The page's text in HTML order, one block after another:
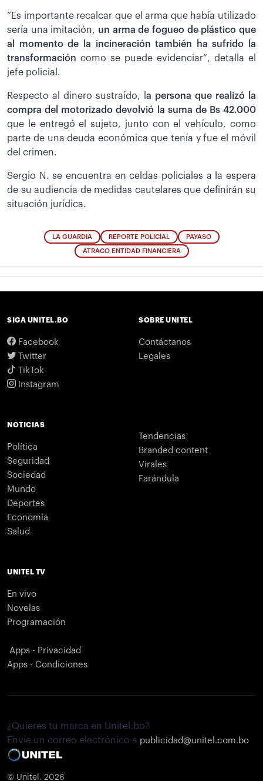
“Es importante recalcar que el arma que había utilizado
sería una imitación, un arma de fogueo de plástico que
al momento de la incineración también ha sufrido la
transformación como se puede evidenciar”, detalla el
jefe policial.
Respecto al dinero sustraído, l a persona que realizó la
compra del motorizado devolvió la suma de Bs 42.000
que le entregó el sujeto, junto con el vehículo, como
parte de una deuda económica que tenía y fue el móvil
del crimen.
Sergio N. se encuentra en celdas policiales a la espera
de su audiencia de medidas cautelares que definirán su
situación jurídica.
LA GUARDIA REPORTE POLICIAL PAYASO
ATRACO ENTIDAD FINANCIERA
SIGA UNITEL.BO
Facebook
Twitter
TikTok
Instagram
SOBRE UNITEL
Contáctanos
Legales
NOTICIAS
Política
Seguridad
Sociedad
Mundo
Deportes
Economía
Salud
Tendencias
Branded content
Virales
Farándula
UNITEL TV
En vivo
Novelas
Programación
Apps - Privacidad
Apps - Condiciones
¿Quieres tu marca en Unitel.bo?
Envíe un correo electrónico a publicidad@unitel.com.bo
© Unitel. 2026